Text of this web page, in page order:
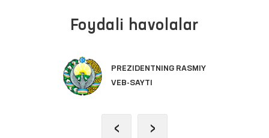
Foydali havolalar
PREZIDENTNING RASMIY
VEB-SAYTI
‹ ›